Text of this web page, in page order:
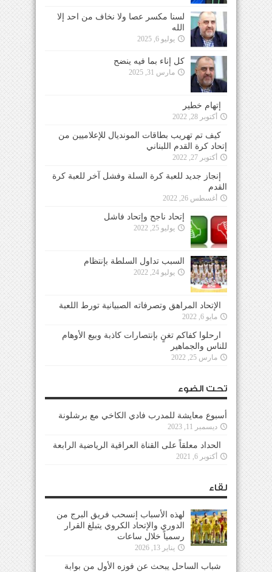
لسنا مكسر عصا ولا نخاف من احد إلا
الله
يوليو 6, 2025
كل إناء بما فيه ينضح
مارس 31, 2025
إتهام خطير
أكتوبر 28, 2022
كيف تم تهريب بطاقات المونديال للإعلاميين من
إتحاد كرة القدم اللبناني
أكتوبر 27, 2022
إنجاز جديد للعبة كرة السلة وفشل آخر للعبة كرة
القدم
أغسطس 26, 2022
إتحاد ناجح وإتحاد فاشل
يوليو 25, 2022
السبب تداول السلطة بإنتظام
يوليو 24, 2022
الإتحاد المراهق وتصرفاته الصبيانية تورط اللعبة
مايو 6, 2022
ارحلوا كفاكم تغنٍ بإنتصارات كاذبة وبيع الأوهام
للناس والجماهير
مارس 25, 2022
تحت الضوء
أسبوع معايشة للمدرب فادي الكاخي مع برشلونة
ديسمبر 11, 2023
الحداد معلقاً على القناة العراقية الرياضية الرابعة
أكتوبر 6, 2021
لقاء
لهذه الأسباب إنسحب فريق البرج من
الدوري والإتحاد الكروي يتبلغ القرار
رسمياً خلال ساعات
يناير 13, 2026
شباب الساحل يبحث عن فوزه الأول من بوابة